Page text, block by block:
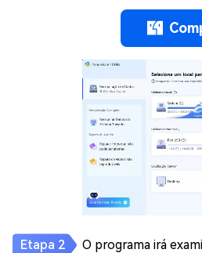
O programa irá